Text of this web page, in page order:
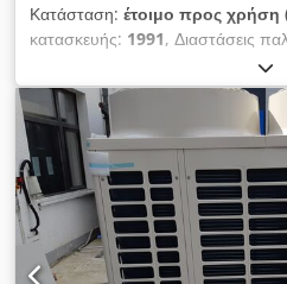
Κατάσταση: έτοιμο προς χρήση
κατασκευής: 1991, Διαστάσεις
μέγιστο φορτίο τραπεζιού:
1000mm/800mm/850mm,
υποδοχή ατράκτου: BT50, ισχύς
εργαλείων: 60, ταχεία
5m/min. Διαστάσεις μηχανής X/
5400mm/3600mm/2900mm,
Tosnuc T-800M. Διατίθεται
επιθεώρησης. Dsdpfx Anjw Nq